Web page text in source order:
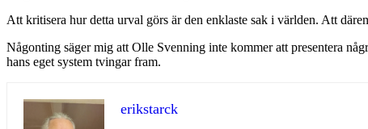
Att kritisera hur detta urval görs är den enklaste sak i världen. Att
Någonting säger mig att Olle Svenning inte kommer att presentera
hans eget system tvingar fram.
erikstarck